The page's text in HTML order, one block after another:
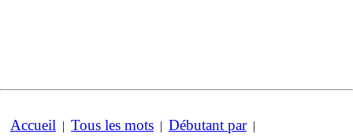
Accueil | Tous les mots | Débutant par|